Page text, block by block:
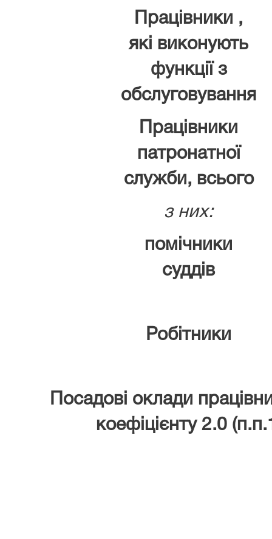
Працівники ,
які виконують
функції з
обслуговування
Працівники
патронатної
служби, всього
з них:
помічники
суддів
Робітники
Посадові оклади
коефіцієнту 2.0